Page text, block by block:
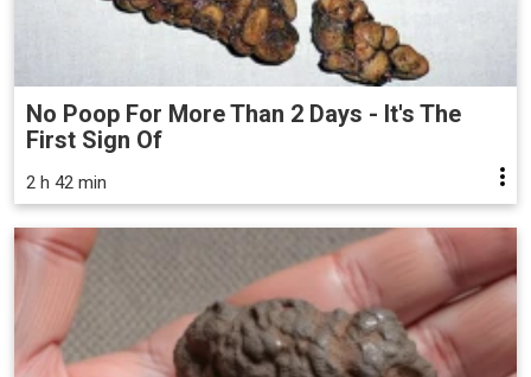
No Poop For More Than 2 Days - It's The
First Sign Of
2 h 42 min